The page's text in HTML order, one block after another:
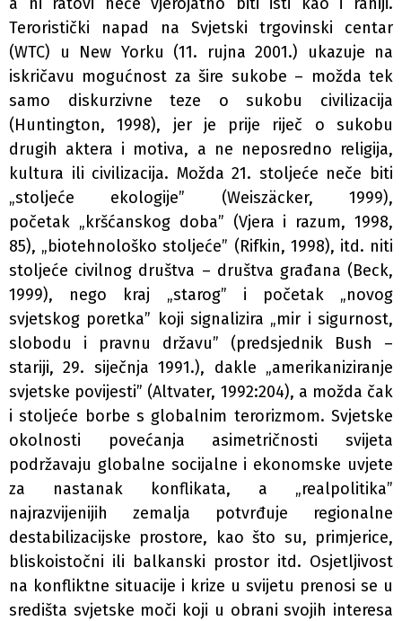
Teroristički napad na Svjetski trgovinski centar
(WTC) u New Yorku (11. rujna 2001.) ukazuje na
iskričavu mogućnost za šire sukobe – možda tek
samo diskurzivne teze o sukobu civilizacija
(Huntington, 1998), jer je prije riječ o sukobu
drugih aktera i motiva, a ne neposredno religija,
kultura ili civilizacija. Možda 21. stoljeće neče biti
„stoljeće ekologije” (Weiszäcker, 1999),
početak „kršćanskog doba” (Vjera i razum, 1998,
85), „biotehnološko stoljeće” (Rifkin, 1998), itd. niti
stoljeće civilnog društva – društva građana (Beck,
1999), nego kraj „starog” i početak „novog
svjetskog poretka” koji signalizira „mir i sigurnost,
slobodu i pravnu državu” (predsjednik Bush –
stariji, 29. siječnja 1991.), dakle „amerikaniziranje
svjetske povijesti” (Altvater, 1992:204), a možda čak
i stoljeće borbe s globalnim terorizmom. Svjetske
okolnosti povećanja asimetričnosti svijeta
podržavaju globalne socijalne i ekonomske uvjete
za nastanak konflikata, a „realpolitika”
najrazvijenijih zemalja potvrđuje regionalne
destabilizacijske prostore, kao što su, primjerice,
bliskoistočni ili balkanski prostor itd. Osjetljivost
na konfliktne situacije i krize u svijetu prenosi se u
središta svjetske moči koji u obrani svojih interesa